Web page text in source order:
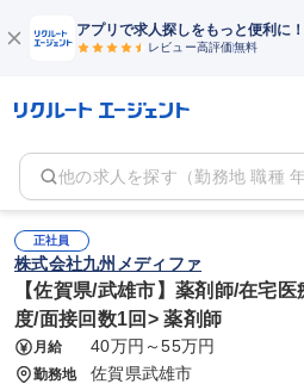
アプリで求人探しをもっと便利に！
レビュー高評価無料
他の求人を探す（勤務地 職種 年
正社員
株式会社九州メディファ
【佐賀県/武雄市】薬剤師/在宅
度/面接回数1回> 薬剤師
月給 40万円～55万円
勤務地 佐賀県武雄市